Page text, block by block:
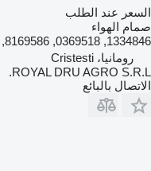
السعر عند الطلب
صمام الهواء
1334846, 0369518, 8169586, 8169587, 2247022, 367739
رومانيا، Cristesti
ROYAL DRU AGRO S.R.L.
الاتصال بالبائع